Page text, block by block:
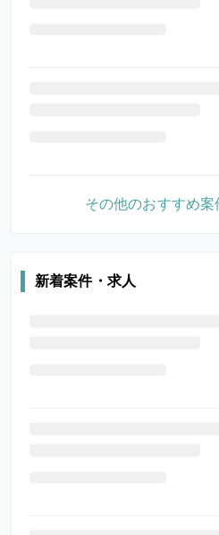
その他のおすすめ案
新着案件・求人